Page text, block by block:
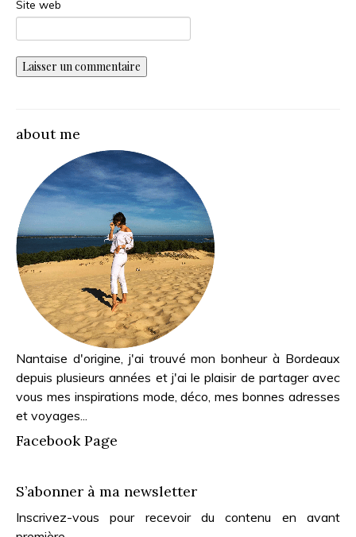
Site web
about me
Nantaise d'origine, j'ai trouvé mon bonheur à Bordeaux
depuis plusieurs années et j'ai le plaisir de partager avec
vous mes inspirations mode, déco, mes bonnes adresses
et voyages...
Facebook Page
S’abonner à ma newsletter
Inscrivez-vous pour recevoir du contenu en avant